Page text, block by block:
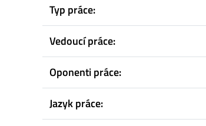
Typ práce:
Vedoucí práce:
Oponenti práce:
Jazyk práce: